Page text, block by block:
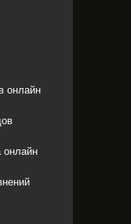
онлайн
онлайн